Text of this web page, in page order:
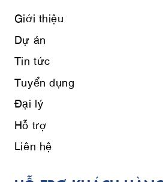
Giới thiệu
Dự án
Tin tức
Tuyển dụng
Đại lý
Hỗ trợ
Liên hệ